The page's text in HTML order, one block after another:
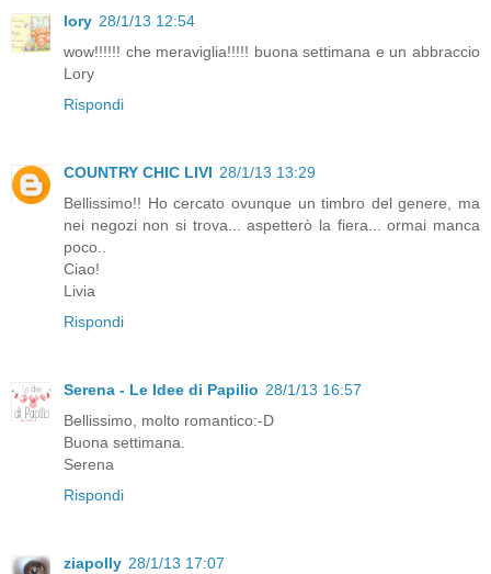
lory 28/1/13 12:54
wow!!!!!! che meraviglia!!!!! buona settimana e un abbraccio
Lory
Rispondi
COUNTRY CHIC LIVI 28/1/13 13:29
Bellissimo!! Ho cercato ovunque un timbro del genere, ma
nei negozi non si trova... aspetterò la fiera... ormai manca
poco..
Ciao!
Livia
Rispondi
Serena - Le Idee di Papilio 28/1/13 16:57
Bellissimo, molto romantico:-D
Buona settimana.
Serena
Rispondi
ziapolly 28/1/13 17:07